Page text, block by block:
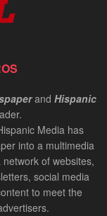
and Hispanic
Media has
into a multimedia
of websites,
social media
to meet the